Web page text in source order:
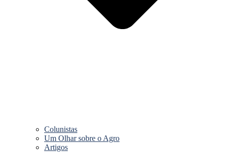
Colunistas
Um Olhar sobre o Agro
Artigos